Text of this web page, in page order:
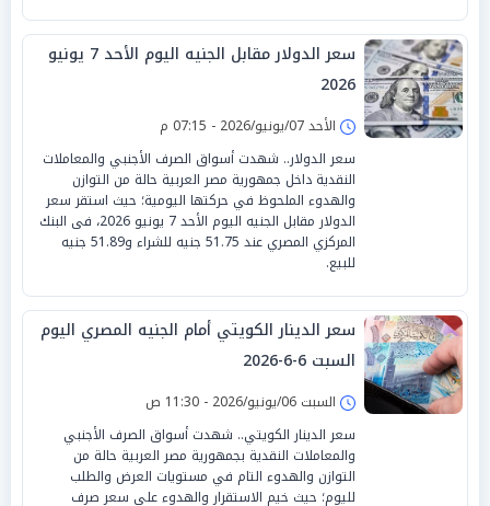
سعر الدولار مقابل الجنيه اليوم الأحد 7 يونيو
2026
الأحد 07/يونيو/2026 - 07:15 م
سعر الدولار.. شهدت أسواق الصرف الأجنبي والمعاملات
النقدية داخل جمهورية مصر العربية حالة من التوازن
والهدوء الملحوظ في حركتها اليومية؛ حيث استقر سعر
الدولار مقابل الجنيه اليوم الأحد 7 يونيو 2026، فى البنك
المركزي المصري عند 51.75 جنيه للشراء و51.89 جنيه
للبيع.
سعر الدينار الكويتي أمام الجنيه المصري اليوم
السبت 6-6-2026
السبت 06/يونيو/2026 - 11:30 ص
سعر الدينار الكويتي.. شهدت أسواق الصرف الأجنبي
والمعاملات النقدية بجمهورية مصر العربية حالة من
التوازن والهدوء التام في مستويات العرض والطلب
لليوم؛ حيث خيم الاستقرار والهدوء على سعر صرف